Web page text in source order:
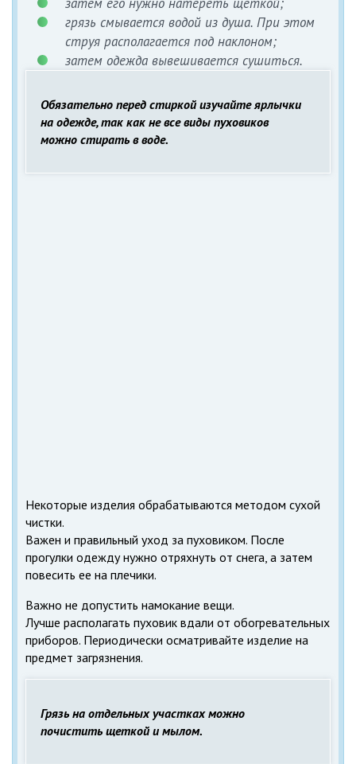
грязь смывается водой из душа. При этом
струя располагается под наклоном;
затем одежда вывешивается сушиться.
Обязательно перед стиркой изучайте ярлычки
на одежде, так как не все виды пуховиков
можно стирать в воде.
Некоторые изделия обрабатываются методом сухой
чистки.
Важен и правильный уход за пуховиком. После
прогулки одежду нужно отряхнуть от снега, а затем
повесить ее на плечики.
Важно не допустить намокание вещи.
Лучше располагать пуховик вдали от обогревательных
приборов. Периодически осматривайте изделие на
предмет загрязнения.
Грязь на отдельных участках можно
почистить щеткой и мылом.